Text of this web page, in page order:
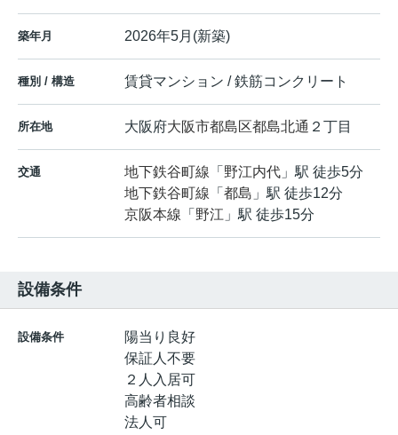
築年月 2026年5月(新築)
種別 / 構造 賃貸マンション / 鉄筋コンクリート
所在地 大阪府大阪市都島区都島北通 ２丁目
交通 地下鉄谷町線 「 野江内代 」駅 徒歩5分
地下鉄谷町線 「 都島 」駅 徒歩12分
京阪本線 「 野江 」駅 徒歩15分
設備条件
設備条件
陽当り良好
保証人不要
２人入居可
高齢者相談
法人可